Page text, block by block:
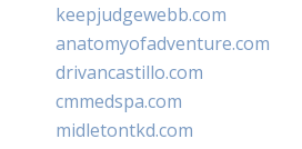
keepjudgewebb.com
anatomyofadventure.com
drivancastillo.com
cmmedspa.com
midletontkd.com